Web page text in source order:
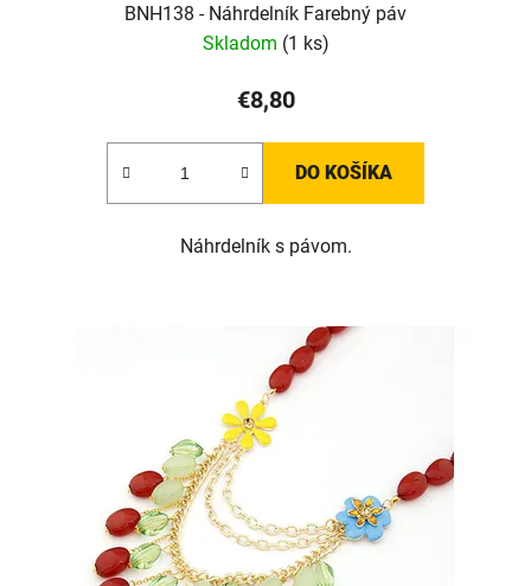
BNH138 - Náhrdelník Farebný páv
Skladom (1 ks)
€8,80
DO KOŠÍKA
Náhrdelník s pávom.